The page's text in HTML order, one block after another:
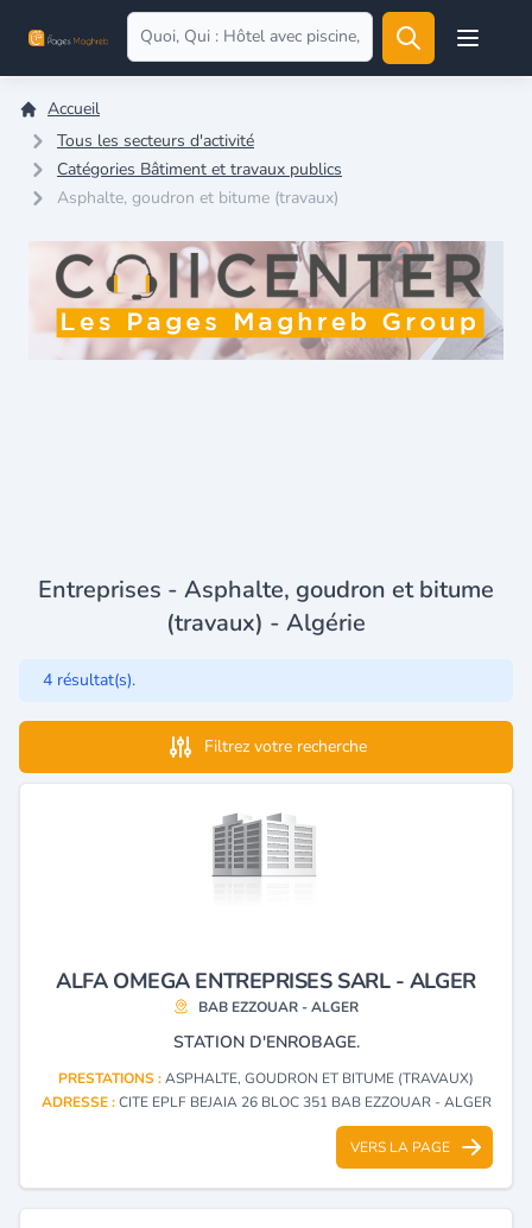
Open
Accueil
Tous les secteurs d'activité
Catégories Bâtiment et travaux publics
Asphalte, goudron et bitume (travaux)
Entreprises - Asphalte, goudron et bitume
(travaux) - Algérie
4 résultat(s).
Filtrez votre recherche
ALFA OMEGA ENTREPRISES SARL - ALGER
BAB EZZOUAR - ALGER
STATION D'ENROBAGE.
PRESTATIONS :ASPHALTE, GOUDRON ET BITUME (TRAVAUX)
ADRESSE :CITE EPLF BEJAIA 26 BLOC 351 BAB EZZOUAR - ALGER
VERS LA PAGE